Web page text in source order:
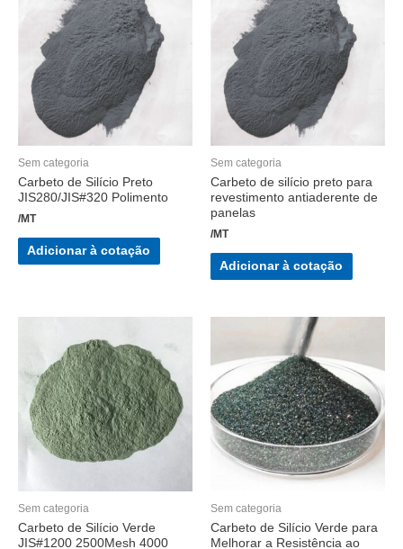
Sem categoria
Carbeto de Silício Preto
JIS280/JIS#320 Polimento
/MT
Adicionar à cotação
Sem categoria
Carbeto de silício preto para
revestimento antiaderente de
panelas
/MT
Adicionar à cotação
Sem categoria
Carbeto de Silício Verde
JIS#1200 2500Mesh 4000
Sem categoria
Carbeto de Silício Verde para
Melhorar a Resistência ao